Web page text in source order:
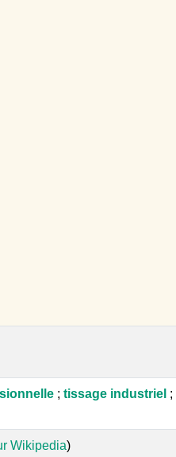
; tissage industriel ;
Wikipedia)